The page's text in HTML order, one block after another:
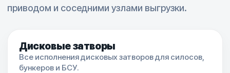
приводом и соседними узлами выгрузки.
Дисковые затворы
Все исполнения дисковых затворов для силосов,
бункеров и БСУ.